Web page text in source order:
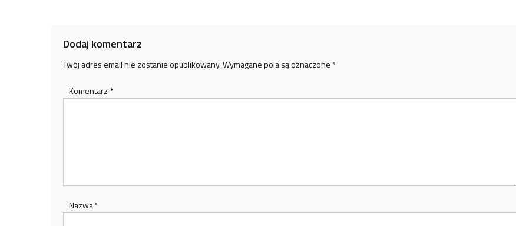
Dodaj komentarz
Twój adres email nie zostanie opublikowany.Wymagane pola są oznaczone *
Komentarz *
Nazwa*